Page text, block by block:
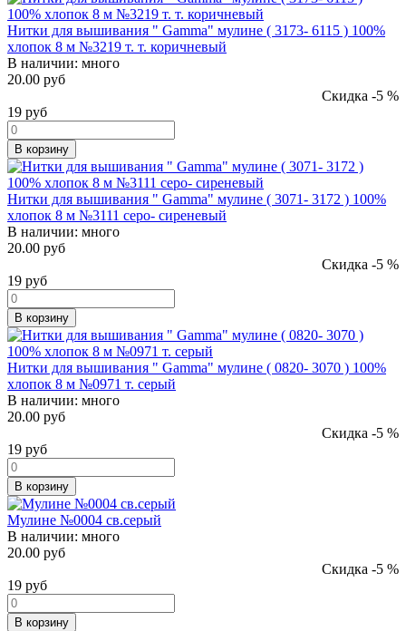
Нитки для вышивания " Gamma" мулине ( 3173- 6115 ) 100%
хлопок 8 м №3219 т. т. коричневый
В наличии: много
20.00 руб
Скидка -5 %
19 руб
В корзину
Нитки для вышивания " Gamma" мулине ( 3071- 3172 ) 100%
хлопок 8 м №3111 серо- сиреневый
В наличии: много
20.00 руб
Скидка -5 %
19 руб
В корзину
Нитки для вышивания " Gamma" мулине ( 0820- 3070 ) 100%
хлопок 8 м №0971 т. серый
В наличии: много
20.00 руб
Скидка -5 %
19 руб
В корзину
Мулине №0004 св.серый
В наличии: много
20.00 руб
Скидка -5 %
19 руб
В корзину